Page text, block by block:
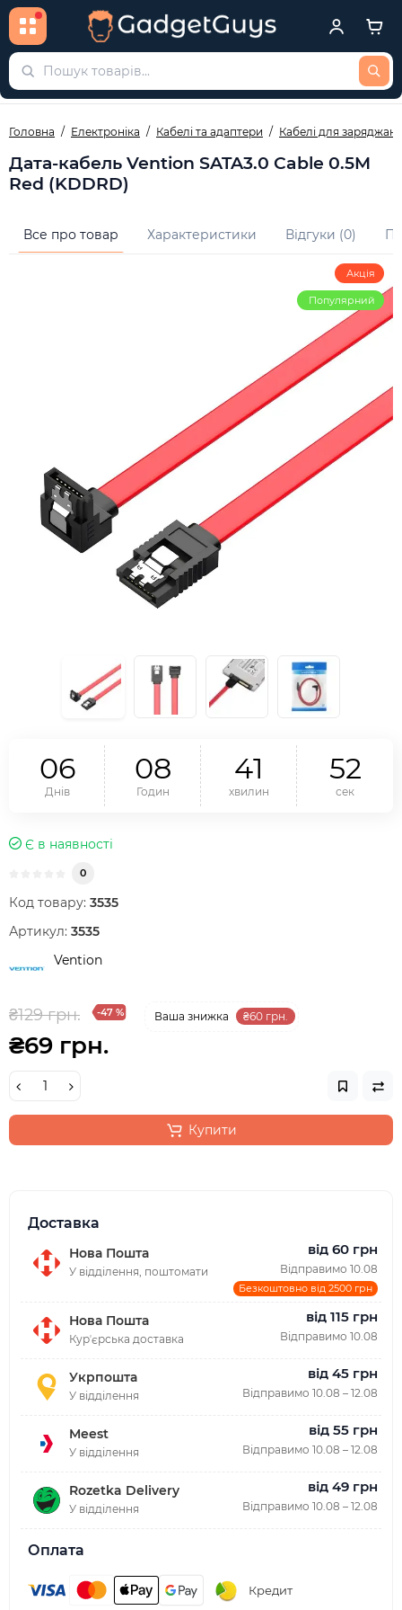
Головна Електроніка Кабелі та адаптери Кабелі для
Дата-кабель Vention SATA3.0 Cable 0.5M
Red (KDDRD)
Все про товар Характеристики Відгуки (0)
Акція
Популярний
06
Днів
08
Годин
41
хвилин
51
сек
Є в наявності
0
Код товару: 3535
Артикул: 3535
Vention
₴129 грн. -47 % Ваша знижка ₴60 грн.
₴69 грн.
Купити
Доставка
Нова Пошта
У відділення, поштомати
від 60 грн
Відправимо 10.08
Безкоштовно від 2500 грн
Нова Пошта
Курʼєрська доставка
від 115 грн
Відправимо 10.08
Укрпошта
У відділення
від 45 грн
Відправимо 10.08 – 12.08
Meest
У відділення
від 55 грн
Відправимо 10.08 – 12.08
Rozetka Delivery
У відділення
від 49 грн
Відправимо 10.08 – 12.08
Оплата
Кредит